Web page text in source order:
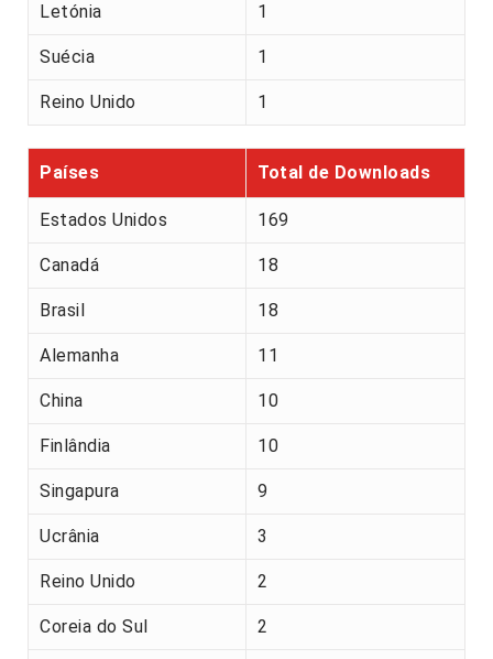
Letónia 1
Suécia 1
Reino Unido 1
Países Total de Downloads
Estados Unidos 169
Canadá 18
Brasil 18
Alemanha 11
China 10
Finlândia 10
Singapura 9
Ucrânia 3
Reino Unido 2
Coreia do Sul 2